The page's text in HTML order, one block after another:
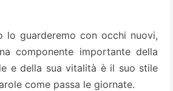
lo guarderemo con occhi nuovi,
componente importante della
e della sua vitalità è il suo stile
come passa le giornate.